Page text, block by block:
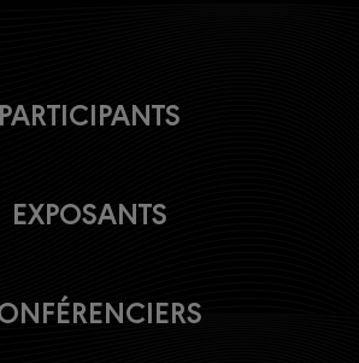
PARTICIPANTS
EXPOSANTS